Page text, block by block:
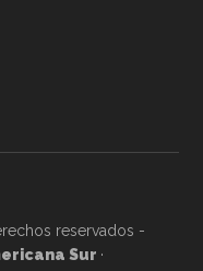
reservados -
Sur ·